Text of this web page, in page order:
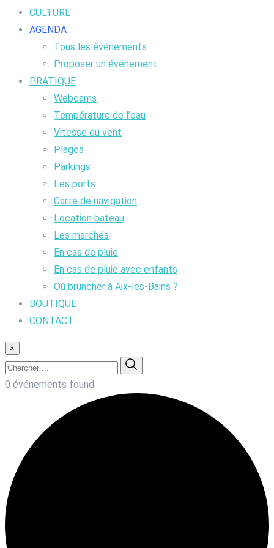
CULTURE
AGENDA
Tous les événements
Proposer un événement
PRATIQUE
Webcams
Température de l’eau
Vitesse du vent
Plages
Parkings
Les ports
Carte de navigation
Location bateau
Les marchés
En cas de pluie
En cas de pluie avec enfants
Où bruncher à Aix-les-Bains ?
BOUTIQUE
CONTACT
×
0 événements found.